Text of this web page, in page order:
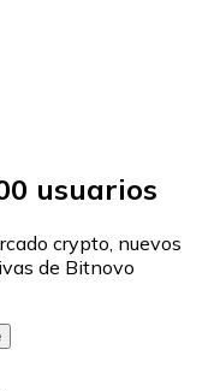
usuarios
crypto, nuevos
de Bitnovo